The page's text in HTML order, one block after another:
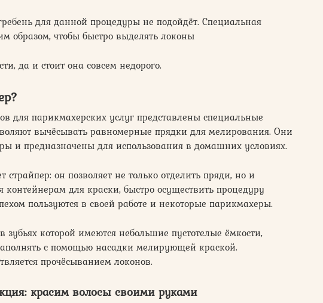
для данной процедуры не подойдёт. Специальная
образом, чтобы быстро выделять локоны
да и стоит она совсем недорого.
для парикмахерских услуг представлены специальные
вычёсывать равномерные прядки для мелирования. Они
и предназначены для использования в домашних условиях.
страйпер: он позволяет не только отделить пряди, но и
для краски, быстро осуществить процедуру
пользуются в своей работе и некоторые парикмахеры.
зубьях которой имеются небольшие пустотелые ёмкости,
с помощью насадки мелирующей краской.
прочёсыванием локонов.
красим волосы своими руками